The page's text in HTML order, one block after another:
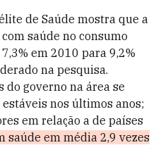
de Saúde mostra que a
saúde no consumo
em 2010 para 9,2%
na pesquisa.
do governo na área se
nos últimos anos;
em relação a de países
saúde em média 2,9 vezes